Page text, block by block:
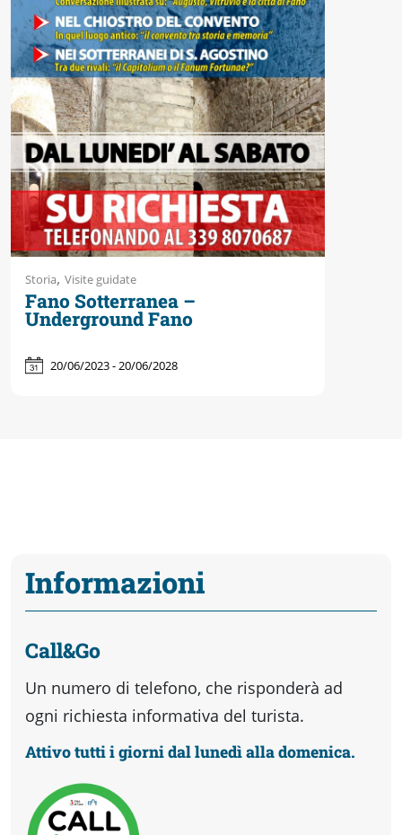
Storia, Visite guidate
Fano Sotterranea –
Underground Fano
20/06/2023 - 20/06/2028
Informazioni
Call&Go
Un numero di telefono, che risponderà ad
ogni richiesta informativa del turista.
Attivo tutti i giorni dal lunedì alla domenica.